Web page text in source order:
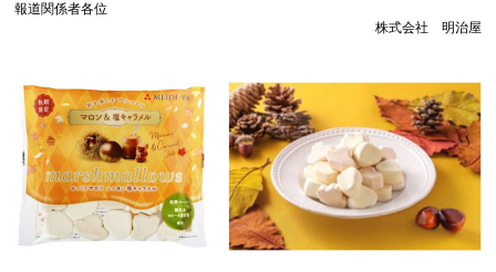
報道関係者各位
株式会社 明治屋